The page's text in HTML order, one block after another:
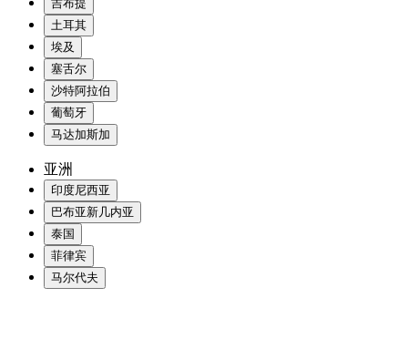
吉布提
土耳其
埃及
塞舌尔
沙特阿拉伯
葡萄牙
马达加斯加
亚洲
印度尼西亚
巴布亚新几内亚
泰国
菲律宾
马尔代夫